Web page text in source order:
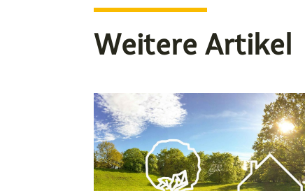
Weitere Artikel